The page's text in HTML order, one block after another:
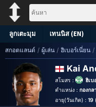
ลูกเตะมุม เทนนิส (EN)
สกอตแลนด์ / ผู้เล่น / ฮิเบอร์เนี่ยน /
Kai
สโมสร : ฮิเบ
ตำแหน่ง : กองกล
อายุ(วันเกิด) : 19